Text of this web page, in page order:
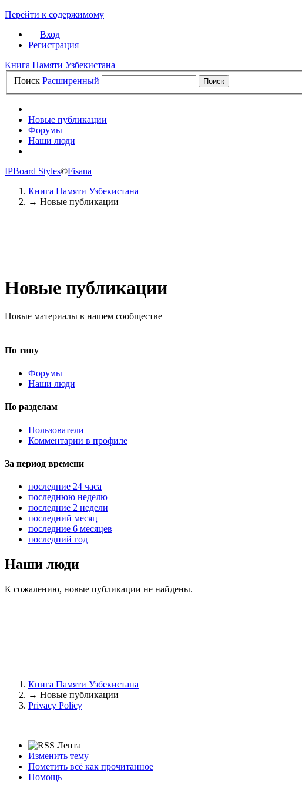
Перейти к содержимому
Вход
Регистрация
Книга Памяти Узбекистана
Поиск Расширенный
Новые публикации
Форумы
Наши люди
IPBoard Styles©Fisana
Книга Памяти Узбекистана
→ Новые публикации
Новые публикации
Новые материалы в нашем сообществе
По типу
Форумы
Наши люди
По разделам
Пользователи
Комментарии в профиле
За период времени
последние 24 часа
последнюю неделю
последние 2 недели
последний месяц
последние 6 месяцев
последний год
Наши люди
К сожалению, новые публикации не найдены.
Книга Памяти Узбекистана
→ Новые публикации
Privacy Policy
Изменить тему
Пометить всё как прочитанное
Помощь